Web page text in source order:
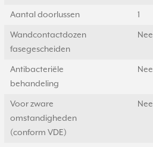
Aantal doorlussen 1
Wandcontactdozen
fasegescheiden
Nee
Antibacteriële
behandeling
Nee
Voor zware
omstandigheden
(conform VDE)
Nee